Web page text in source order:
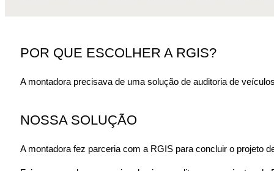
POR QUE ESCOLHER A RGIS?
A montadora precisava de uma solução de auditoria de
NOSSA SOLUÇÃO
A montadora fez parceria com a RGIS para concluir o projeto